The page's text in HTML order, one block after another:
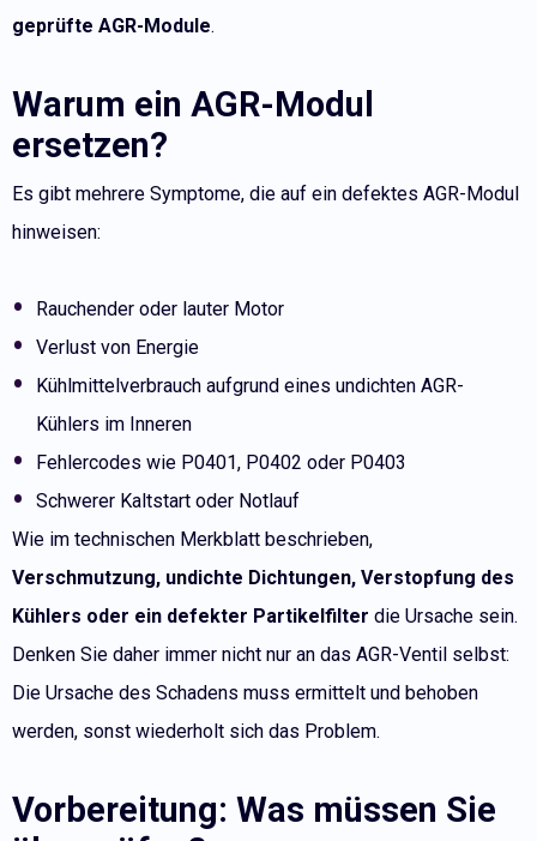
geprüfte AGR-Module.
Warum ein AGR-Modul
ersetzen?
Es gibt mehrere Symptome, die auf ein defektes AGR-Modul
hinweisen:
Rauchender oder lauter Motor
Verlust von Energie
Kühlmittelverbrauch aufgrund eines undichten AGR-
Kühlers im Inneren
Fehlercodes wie P0401, P0402 oder P0403
Schwerer Kaltstart oder Notlauf
Wie im technischen Merkblatt beschrieben,
Verschmutzung, undichte Dichtungen, Verstopfung des
Kühlers oder ein defekter Partikelfilter die Ursache sein.
Denken Sie daher immer nicht nur an das AGR-Ventil selbst:
Die Ursache des Schadens muss ermittelt und behoben
werden, sonst wiederholt sich das Problem.
Vorbereitung: Was müssen Sie